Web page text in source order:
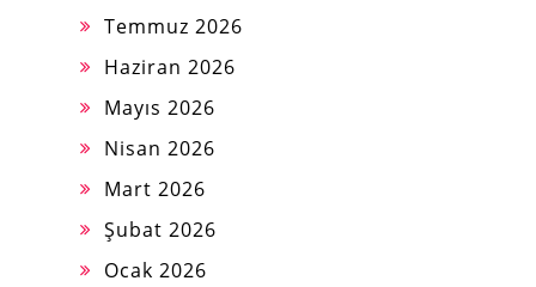
Temmuz 2026
Haziran 2026
Mayıs 2026
Nisan 2026
Mart 2026
Şubat 2026
Ocak 2026